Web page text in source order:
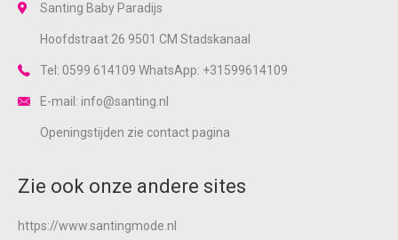
Santing Baby Paradijs
Hoofdstraat 26 9501 CM Stadskanaal
Tel: 0599 614109 WhatsApp: +31599614109
E-mail: info@santing.nl
Openingstijden zie contactpagina
Zie ook onze andere sites
https://www.santingmode.nl